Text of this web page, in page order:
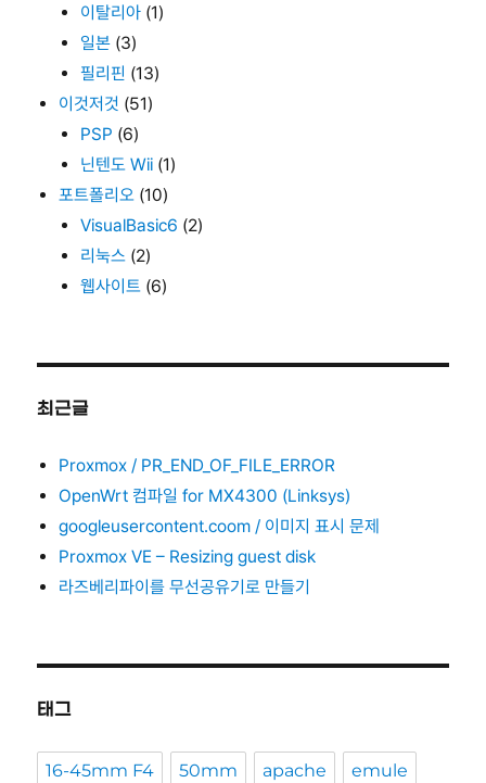
이탈리아 (1)
일본 (3)
필리핀 (13)
이것저것 (51)
PSP (6)
닌텐도 Wii (1)
포트폴리오 (10)
VisualBasic6 (2)
리눅스 (2)
웹사이트 (6)
최근글
Proxmox / PR_END_OF_FILE_ERROR
OpenWrt 컴파일 for MX4300 (Linksys)
googleusercontent.coom / 이미지 표시 문제
Proxmox VE – Resizing guest disk
라즈베리파이를 무선공유기로 만들기
태그
16-45mm F4 50mm apache emule